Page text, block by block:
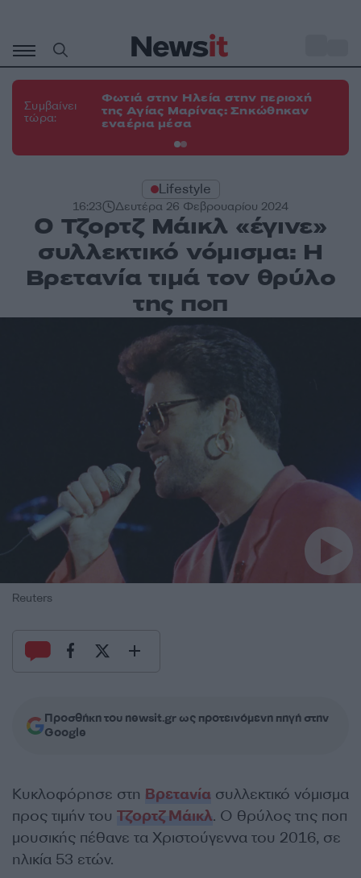
περιεχόμενο
Συμβαίνει
τώρα:
Φωτιά στην Ηλεία στην περιοχή
της Αγίας Μαρίνας: Σηκώθηκαν
εναέρια μέσα
Lifestyle
16:23 Δευτέρα 26 Φεβρουαρίου 2024
Ο Τζορτζ Μάικλ «έγινε»
συλλεκτικό νόμισμα: Η
Βρετανία τιμά τον θρύλο
της ποπ
Reuters
Προσθήκη του newsit.gr ως προτεινόμενη πηγή στην
Google
Kυκλοφόρησε στη Βρετανία συλλεκτικό νόμισμα
προς τιμήν του Τζορτζ Μάικλ. Ο θρύλος της ποπ
μουσικής πέθανε τα Χριστούγεννα του 2016, σε
ηλικία 53 ετών.